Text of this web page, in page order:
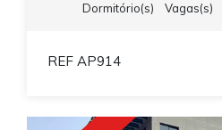
Dormitório(s)
Vagas(s)
REF AP914